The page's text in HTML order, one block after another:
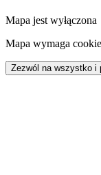
Mapa jest wyłączona
Mapa wymaga
Zezwól na wszystko i